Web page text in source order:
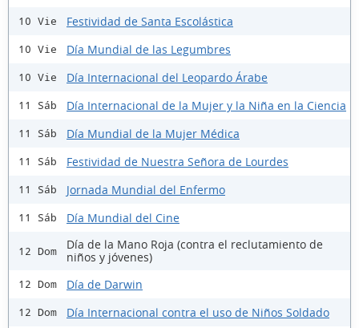
10 Vie Festividad de Santa Escolástica
10 Vie Día Mundial de las Legumbres
10 Vie Día Internacional del Leopardo Árabe
11 Sáb Día Internacional de la Mujer y la Niña en la Ciencia
11 Sáb Día Mundial de la Mujer Médica
11 Sáb Festividad de Nuestra Señora de Lourdes
11 Sáb Jornada Mundial del Enfermo
11 Sáb Día Mundial del Cine
12 Dom
Día de la Mano Roja (contra el reclutamiento de
niños y jóvenes)
12 Dom Día de Darwin
12 Dom Día Internacional contra el uso de Niños Soldado